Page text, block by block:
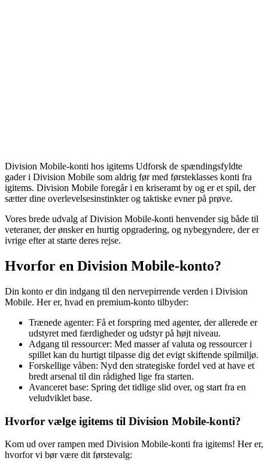
Division Mobile-konti hos igitems Udforsk de spændingsfyldte
gader i Division Mobile som aldrig før med førsteklasses konti fra
igitems. Division Mobile foregår i en kriseramt by og er et spil, der
sætter dine overlevelsesinstinkter og taktiske evner på prøve.
Vores brede udvalg af Division Mobile-konti henvender sig både til
veteraner, der ønsker en hurtig opgradering, og nybegyndere, der er
ivrige efter at starte deres rejse.
Hvorfor en Division Mobile-konto?
Din konto er din indgang til den nervepirrende verden i Division
Mobile. Her er, hvad en premium-konto tilbyder:
Trænede agenter: Få et forspring med agenter, der allerede er
udstyret med færdigheder og udstyr på højt niveau.
Adgang til ressourcer: Med masser af valuta og ressourcer i
spillet kan du hurtigt tilpasse dig det evigt skiftende spilmiljø.
Forskellige våben: Nyd den strategiske fordel ved at have et
bredt arsenal til din rådighed lige fra starten.
Avanceret base: Spring det tidlige slid over, og start fra en
veludviklet base.
Hvorfor vælge igitems til Division Mobile-konti?
Kom ud over rampen med Division Mobile-konti fra igitems! Her er,
hvorfor vi bør være dit førstevalg: